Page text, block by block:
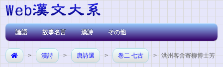
論語 故事名言 漢詩 その他
> 漢詩 > 唐詩選 > 巻二 七古 > 洪州客舎寄柳博士芳